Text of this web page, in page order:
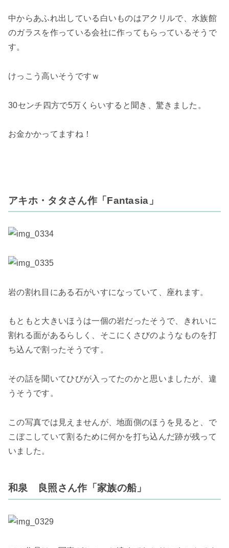
中からあふれ出している白いものはアクリルで、水族館
のガラスを作っている会社に作ってもらっているそうで
す。
けっこう高いそうですｗ
30センチ四方で5万くらいすると聞き、驚きました。
お金かかってますね！
アキホ・タタさん作「Fantasia」
岩の割れ目にある石がいすになっていて、座れます。
もともと大きいほうは一個の岩だったそうで、きれいに
割れる面があるらしく、そこにくさびのようなものを打
ち込んで割ったそうです。
その話を聞いてひびが入ってたのかと思いましたが、違
うそうです。
この写真では見えませんが、地面側のほうを見ると、で
こぼこしていて割るために何かを打ち込んだ跡が残って
いました。
和泉 良照さん作「家族の船」